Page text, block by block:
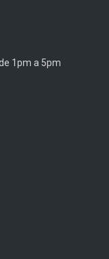
1pm a 5pm